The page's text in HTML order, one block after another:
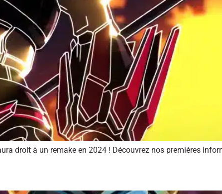
droit à un remake en 2024 ! Découvrez nos premières